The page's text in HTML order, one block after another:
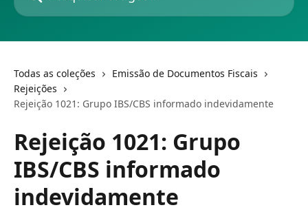
Todas as coleções
Emissão de Documentos Fiscais
Rejeições
Rejeição 1021: Grupo IBS/CBS informado indevidamente
Rejeição 1021: Grupo
IBS/CBS informado
indevidamente